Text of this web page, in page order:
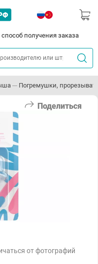
получения заказа
Погремушки,
Поделиться
от фотографий